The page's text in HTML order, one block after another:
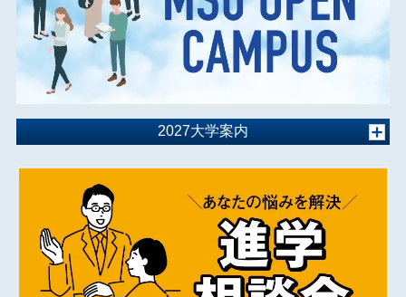
2027大学案内